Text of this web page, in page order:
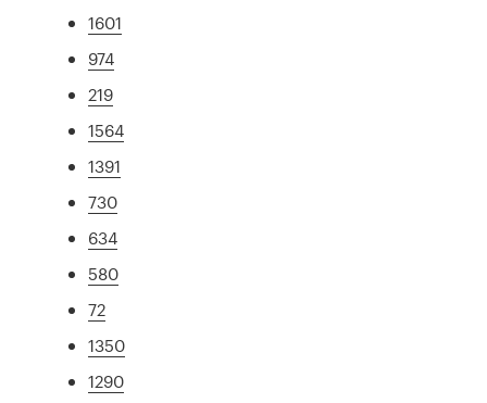
1601
974
219
1564
1391
730
634
580
72
1350
1290